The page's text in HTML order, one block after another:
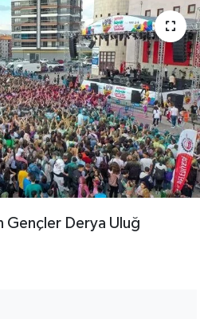
Gençler Derya Uluğ